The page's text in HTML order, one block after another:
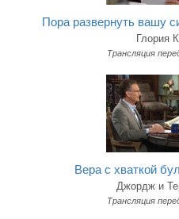
Пора развернуть вашу
Глория
Трансляция
Вера с хваткой
Джордж и
Трансляция